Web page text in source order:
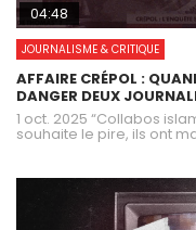
04:48
JOURNALISME & CRITIQUE
AFFAIRE CRÉPOL :
DANGER DEUX
1 oct. 2025 “Collabos
souhaite le pire, ils ont